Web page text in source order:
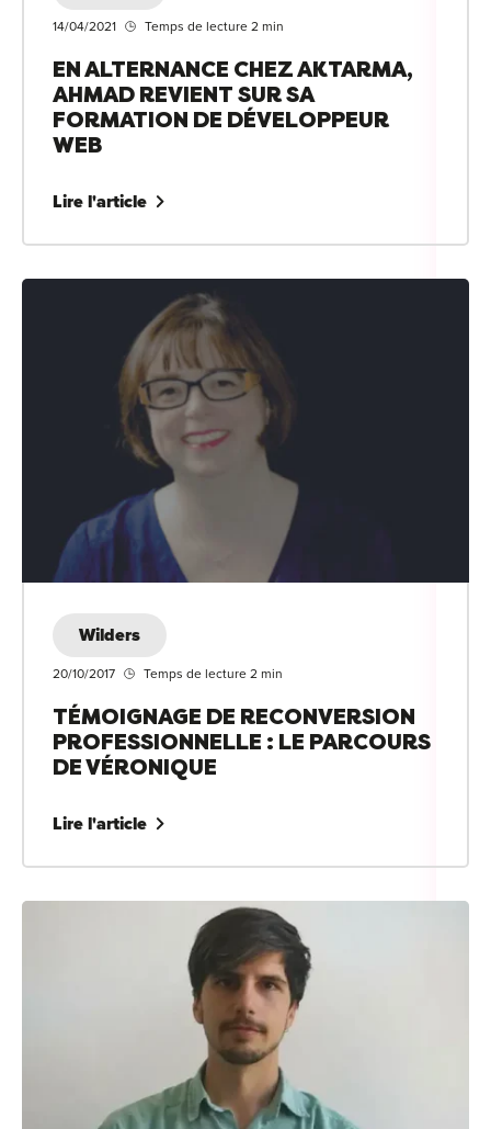
14/04/2021 Temps de lecture 2 min
EN ALTERNANCE CHEZ AKTARMA,
AHMAD REVIENT SUR SA
FORMATION DE DÉVELOPPEUR
WEB
Lire l'article
Wilders
20/10/2017 Temps de lecture 2 min
TÉMOIGNAGE DE RECONVERSION
PROFESSIONNELLE : LE PARCOURS
DE VÉRONIQUE
Lire l'article